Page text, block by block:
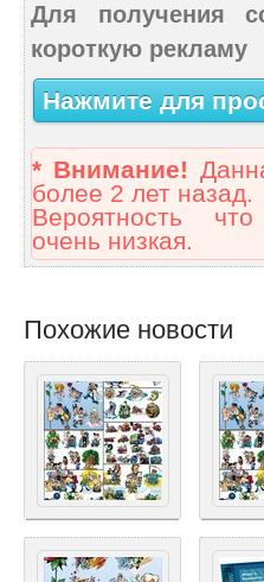
Для получения
короткую рекламу
Нажмите для
* Внимание!
более 2 лет назад.
Вероятность
очень низкая.
Похожие новости